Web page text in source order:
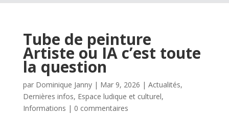
Tube de peinture
Artiste ou IA c’est toute
la question
par Dominique Janny| Mar 9, 2026 | Actualités,
Dernières infos, Espace ludique et culturel,
Informations | 0 commentaires